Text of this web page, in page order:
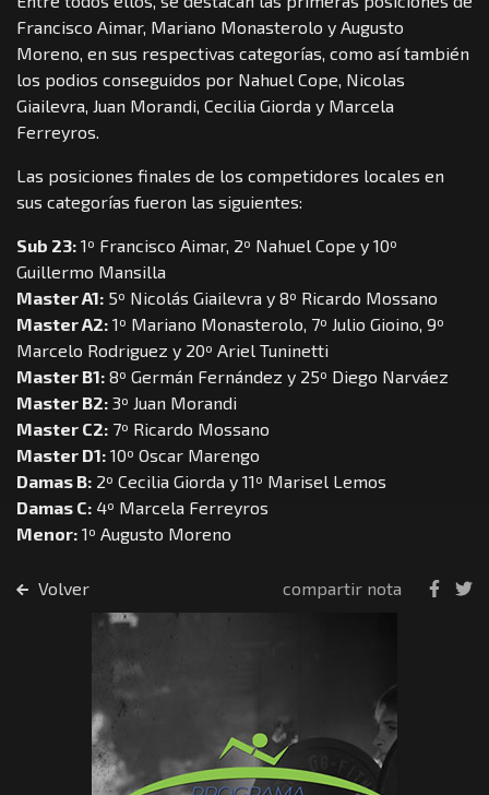
Francisco Aimar, Mariano Monasterolo y Augusto
Moreno, en sus respectivas categorías, como así también
los podios conseguidos por Nahuel Cope, Nicolas
Giailevra, Juan Morandi, Cecilia Giorda y Marcela
Ferreyros.
Las posiciones finales de los competidores locales en
sus categorías fueron las siguientes:
Sub 23: 1º Francisco Aimar, 2º Nahuel Cope y 10º
Guillermo Mansilla
Master A1: 5º Nicolás Giailevra y 8º Ricardo Mossano
Master A2: 1º Mariano Monasterolo, 7º Julio Gioino, 9º
Marcelo Rodriguez y 20º Ariel Tuninetti
Master B1: 8º Germán Fernández y 25º Diego Narváez
Master B2: 3º Juan Morandi
Master C2: 7º Ricardo Mossano
Master D1: 10º Oscar Marengo
Damas B: 2º Cecilia Giorda y 11º Marisel Lemos
Damas C: 4º Marcela Ferreyros
Menor: 1º Augusto Moreno
Volver compartir nota